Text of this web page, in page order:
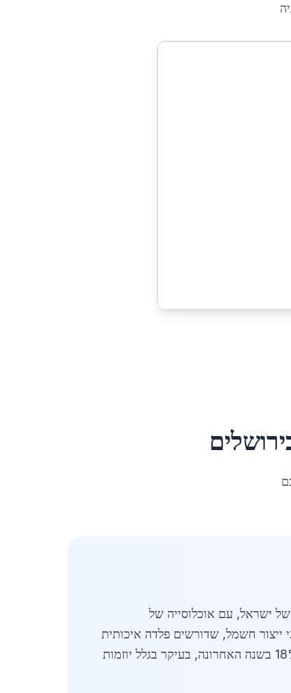
ירושלים
של ישראל, עם אוכלוסייה של
ייצור חשמל, שדורשים פלדה איכותית
ועמידה לתנאי מזג אוויר קשים בהרים ובאזורים עירוניים צפופים. ביקוש הפלדה למתקני אנרגיה בירושלים עלה ב-18% בשנה האחרונה, בעיקר בגלל יוזמות